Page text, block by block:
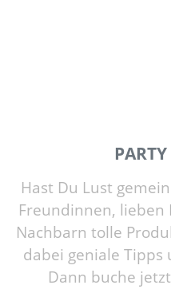
Hast Du Lust
Freundinnen, lieben
Nachbarn tolle
dabei geniale Tipps
Dann buche